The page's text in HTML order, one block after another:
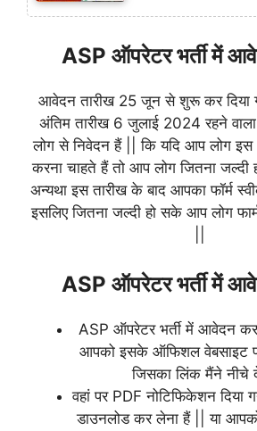
ASP ऑपरेटर भर्ती में
आवेदन तारीख 25 जून से शुरू कर दिया
अंतिम तारीख 6 जुलाई 2024 रहने
लोग से निवेदन हैं || कि यदि आप लोग इस
करना चाहते हैं तो आप लोग जितना जल्दी
अन्यथा इस तारीख के बाद आपका फॉर्म
इसलिए जितना जल्दी हो सके आप लोग
ASP ऑपरेटर भर्ती में
ASP ऑपरेटर भर्ती में आवेदन
आपको इसके ऑफिशल वेबसाइट
जिसका लिंक मैंने नीचे
वहां पर PDF नोटिफिकेशन
डाउनलोड कर लेना हैं || या